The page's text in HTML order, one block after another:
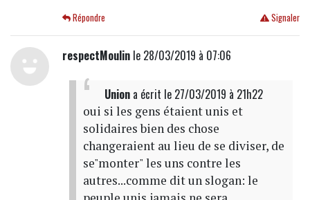
Signaler
Répondre
respectMoulinle 28/03/2019 à 07:06
Uniona écrit le 27/03/2019 à 21h22
oui si les gens étaient unis et
solidaires bien des chose
changeraient au lieu de se diviser, de
se"monter" les uns contre les
autres...comme dit un slogan: le